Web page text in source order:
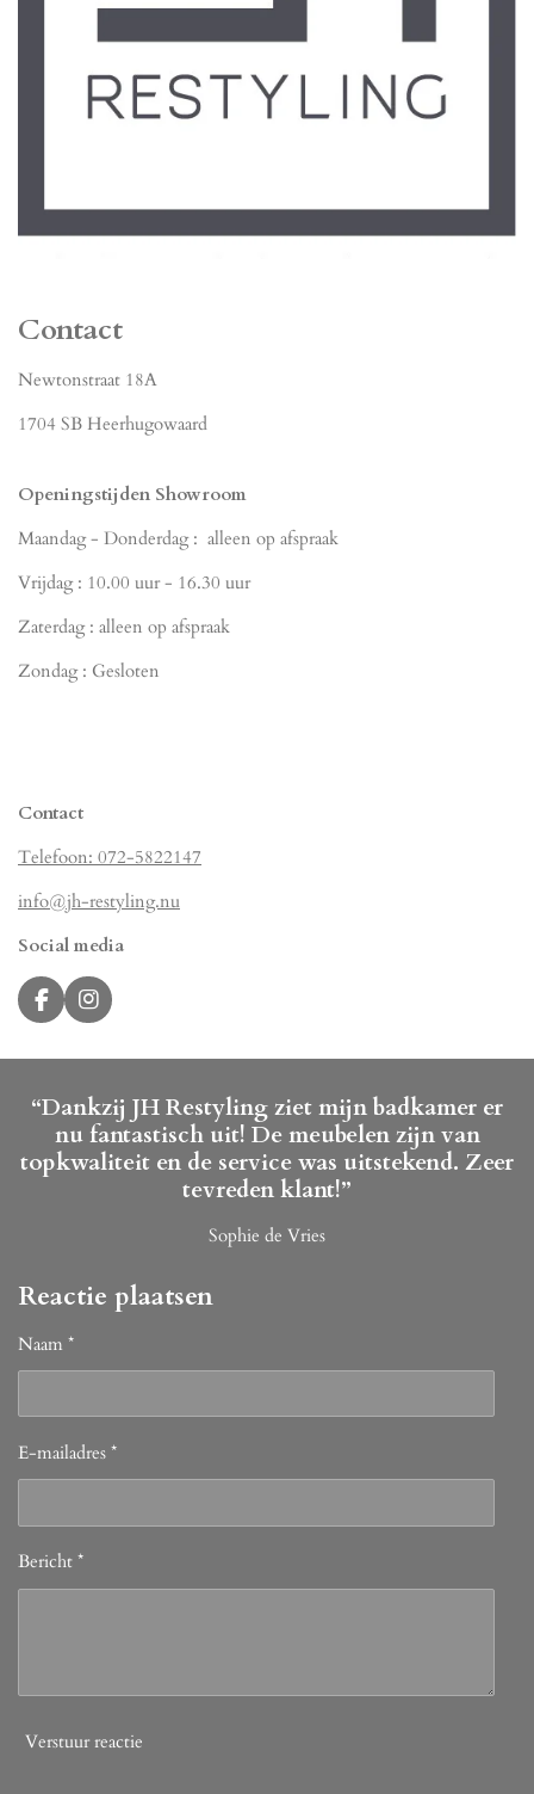
Contact
Newtonstraat 18A
1704 SB Heerhugowaard
Openingstijden Showroom
Maandag - Donderdag : alleen op afspraak
Vrijdag : 10.00 uur - 16.30 uur
Zaterdag : alleen op afspraak
Zondag : Gesloten
Contact
Telefoon: 072-5822147
info@jh-restyling.nu
Social media
F
a
b
o
k
I
n
a
g
r
a
“Dankzij JH Restyling ziet mijn badkamer er
nu fantastisch uit! De meubelen zijn van
topkwaliteit en de service was uitstekend. Zeer
tevreden klant!”
Sophie de Vries
Reactie plaatsen
Naam *
E-mailadres *
Bericht *
Verstuur reactie